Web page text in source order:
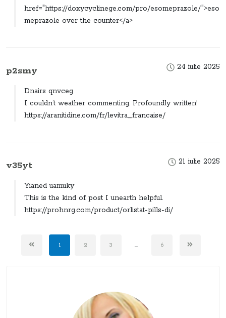
href="https://doxycyclinege.com/pro/esomeprazole/">eso
meprazole over the counter</a>
24 iulie 2025
p2smy
Dnairs qnvceg
I couldn’t weather commenting. Profoundly written!
https://aranitidine.com/fr/levitra_francaise/
21 iulie 2025
v35yt
Yianed uamuky
This is the kind of post I unearth helpful.
https://prohnrg.com/product/orlistat-pills-di/
1 2 3 ... 6